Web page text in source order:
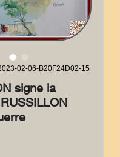
02-06-B20F24D02-15
signe la